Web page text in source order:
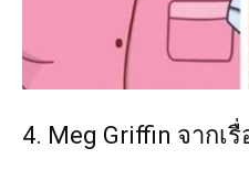
4. Meg Griffin จากเรื่